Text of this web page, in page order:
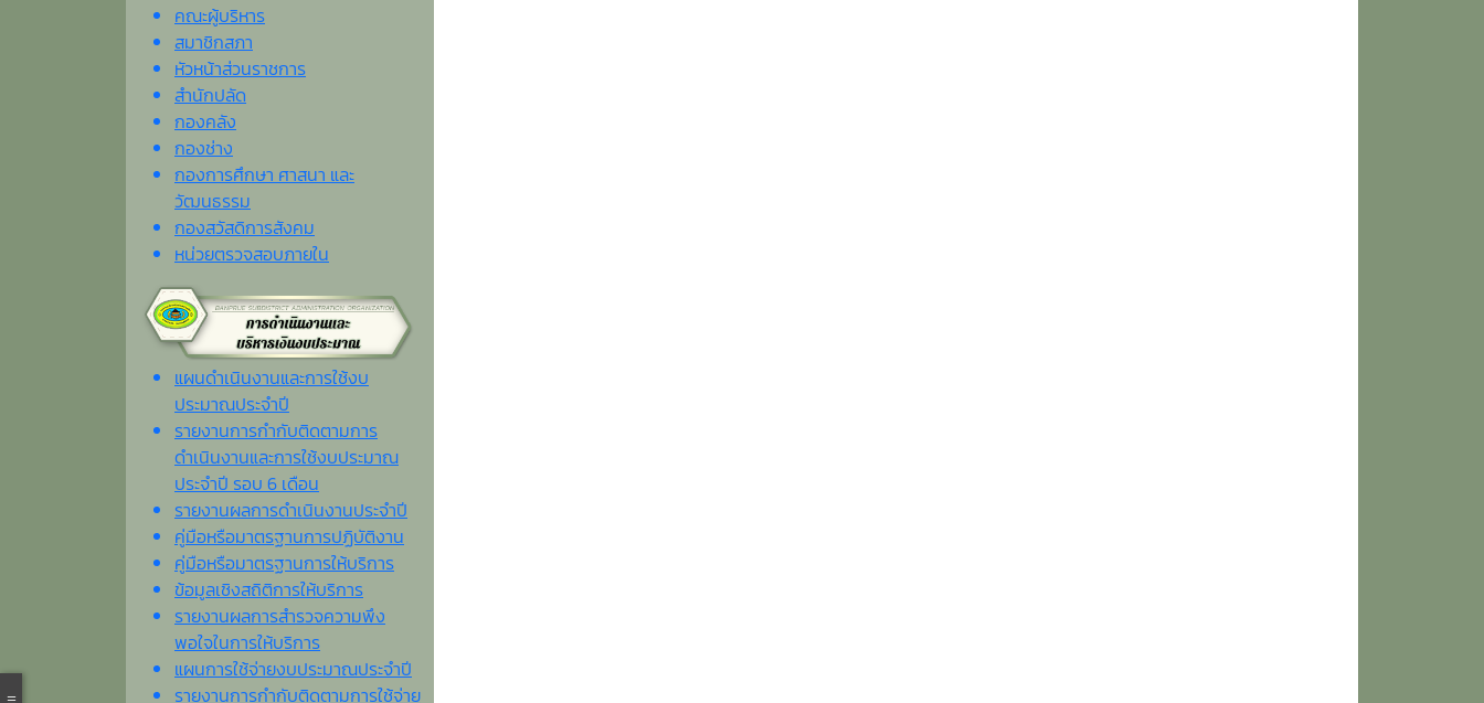
คณะผู้บริหาร
สมาชิกสภา
หัวหน้าส่วนราชการ
สำนักปลัด
กองคลัง
กองช่าง
กองการศึกษา ศาสนา และ
วัฒนธรรม
กองสวัสดิการสังคม
หน่วยตรวจสอบภายใน
แผนดำเนินงานและการใช้งบ
ประมาณประจำปี
รายงานการกำกับติดตามการ
ดำเนินงานและการใช้งบประมาณ
ประจำปี รอบ 6 เดือน
รายงานผลการดำเนินงานประจำปี
คู่มือหรือมาตรฐานการปฏิบัติงาน
คู่มือหรือมาตรฐานการให้บริการ
ข้อมูลเชิงสถิติการให้บริการ
รายงานผลการสำรวจความพึง
พอใจในการให้บริการ
แผนการใช้จ่ายงบประมาณประจำปี
รายงานการกำกับติดตามการใช้จ่าย